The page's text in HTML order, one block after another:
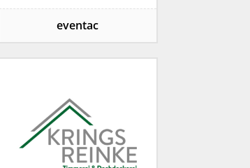
eventac